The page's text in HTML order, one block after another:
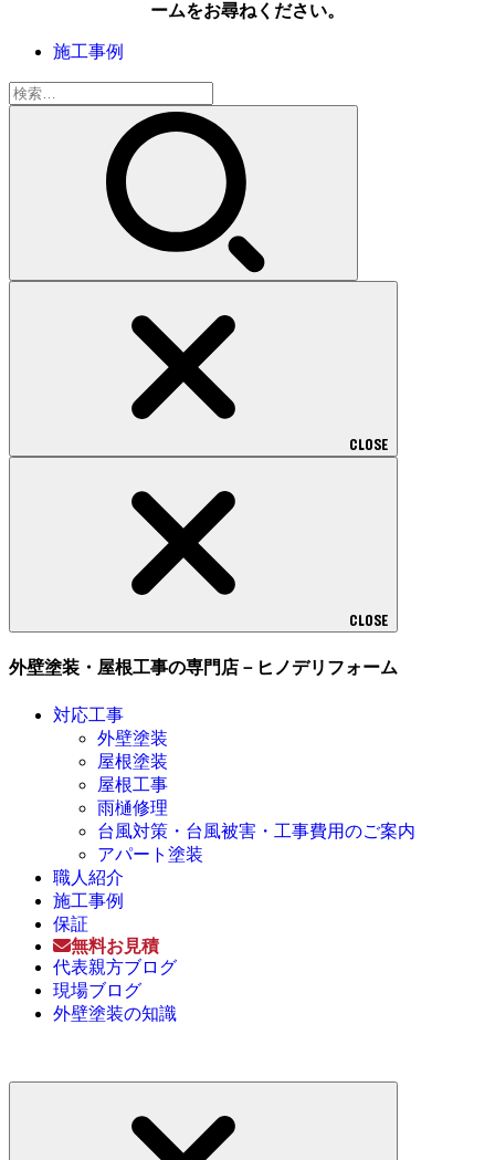
ームをお尋ねください。
施工事例
検
索:
CLOSE
CLOSE
外壁塗装・屋根工事の専門店－ヒノデリフォーム
対応工事
外壁塗装
屋根塗装
屋根工事
雨樋修理
台風対策・台風被害・工事費用のご案内
アパート塗装
職人紹介
施工事例
保証
無料お見積
代表親方ブログ
現場ブログ
外壁塗装の知識